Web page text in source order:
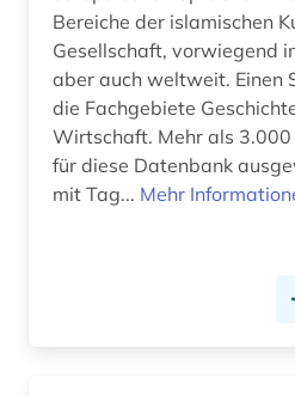
nordafrika (2)
orient (3)
orientalistik (58)
Bereiche der islamischen
Gesellschaft, vorwiegend
aber auch weltweit. Einen
die Fachgebiete
Wirtschaft. Mehr als 3.000 Zeitschriften werden
für diese Datenbank
mit Tag... Mehr